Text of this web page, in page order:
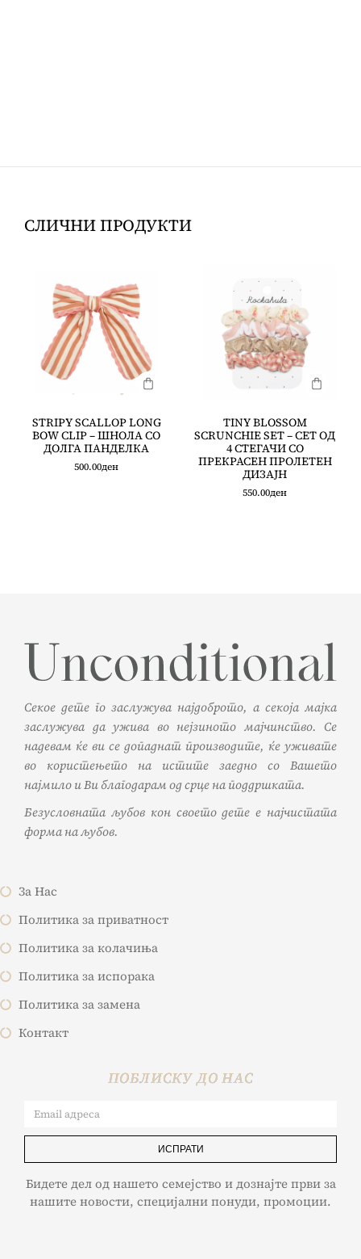
СЛИЧНИ ПРОДУКТИ
STRIPY SCALLOP LONG
BOW CLIP – ШНОЛА СО
ДОЛГА ПАНДЕЛКА
500.00ден
TINY BLOSSOM
SCRUNCHIE SET – СЕТ ОД
4 СТЕГАЧИ СО
ПРЕКРАСЕН ПРОЛЕТЕН
ДИЗАЈН
550.00ден
Секое дете го заслужува најдоброто, а секоја мајка
заслужува да ужива во нејзиното мајчинство. Се
надевам ќе ви се допаднат производите, ќе уживате
во користењето на истите заедно со Вашето
најмило и Ви благодарам од срце на поддршката.
Безусловната љубов кон своето дете е најчистата
форма на љубов.
За Нас
Политика за приватност
Политика за колачиња
Политика за испорака
Политика за замена
Контакт
ПОБЛИСКУ ДО НАС
ИСПРАТИ
Бидете дел од нашето семејство и дознајте први за
нашите новости, специјални понуди, промоции.